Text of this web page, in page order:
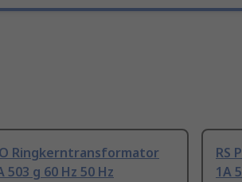
Ringkerntransformator
503 g 60 Hz 50 Hz
RS
1A